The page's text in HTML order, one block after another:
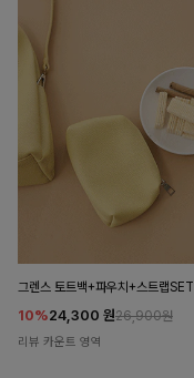
그렌스 토트백+파우치+스트랩SET
10%24,300 원26,900원
리뷰 카운트 영역